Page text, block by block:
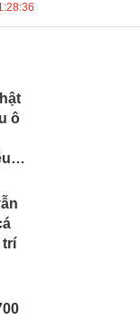
2050
ô
trí